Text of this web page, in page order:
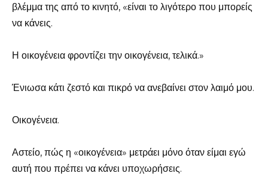
βλέμμα της από το κινητό, «είναι το λιγότερο που μπορείς
να κάνεις.
Η οικογένεια φροντίζει την οικογένεια, τελικά.»
Ένιωσα κάτι ζεστό και πικρό να ανεβαίνει στον λαιμό μου.
Οικογένεια.
Αστείο, πώς η «οικογένεια» μετράει μόνο όταν είμαι εγώ
αυτή που πρέπει να κάνει υποχωρήσεις.